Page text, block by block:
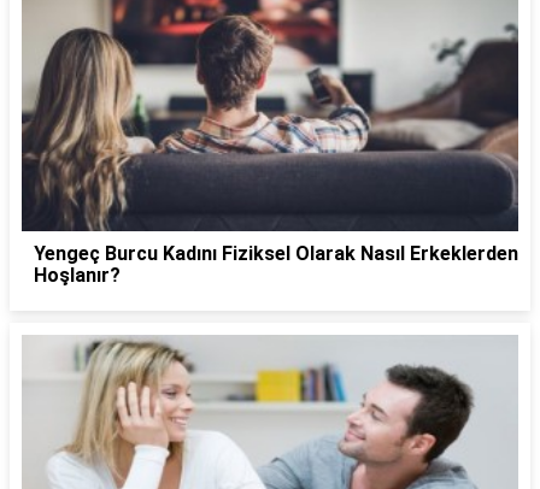
Yengeç Burcu Kadını Fiziksel Olarak Nasıl Erkeklerden
Hoşlanır?